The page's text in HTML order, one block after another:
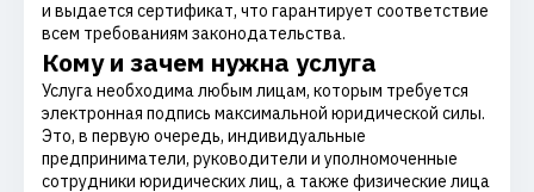
и выдается сертификат, что гарантирует соответствие
всем требованиям законодательства.
Кому и зачем нужна услуга
Услуга необходима любым лицам, которым требуется
электронная подпись максимальной юридической силы.
Это, в первую очередь, индивидуальные
предприниматели, руководители и уполномоченные
сотрудники юридических лиц, а также физические лица